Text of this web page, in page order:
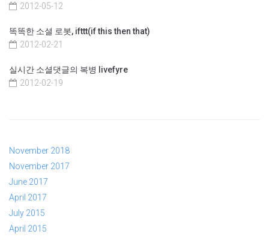
2012-05-12
똑똑한 소셜 로봇, ifttt(if this then that)
2012-02-21
실시간 소셜댓글의 복병 livefyre
2012-02-19
November 2018
November 2017
June 2017
April 2017
July 2015
April 2015